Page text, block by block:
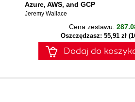
Azure, AWS, and GCP
Jeremy Wallace
Cena zestawu:
Oszczędzasz: 55,91 zł
Dodaj do